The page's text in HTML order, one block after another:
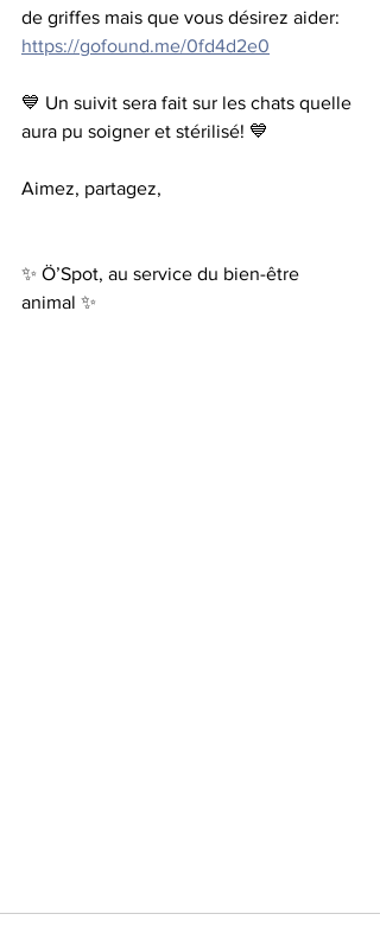
de griffes mais que vous désirez aider:
https://gofound.me/0fd4d2e0
💙 Un suivit sera fait sur les chats quelle
aura pu soigner et stérilisé! 💙
Aimez, partagez,
✨ Ö’Spot, au service du bien-être
animal ✨